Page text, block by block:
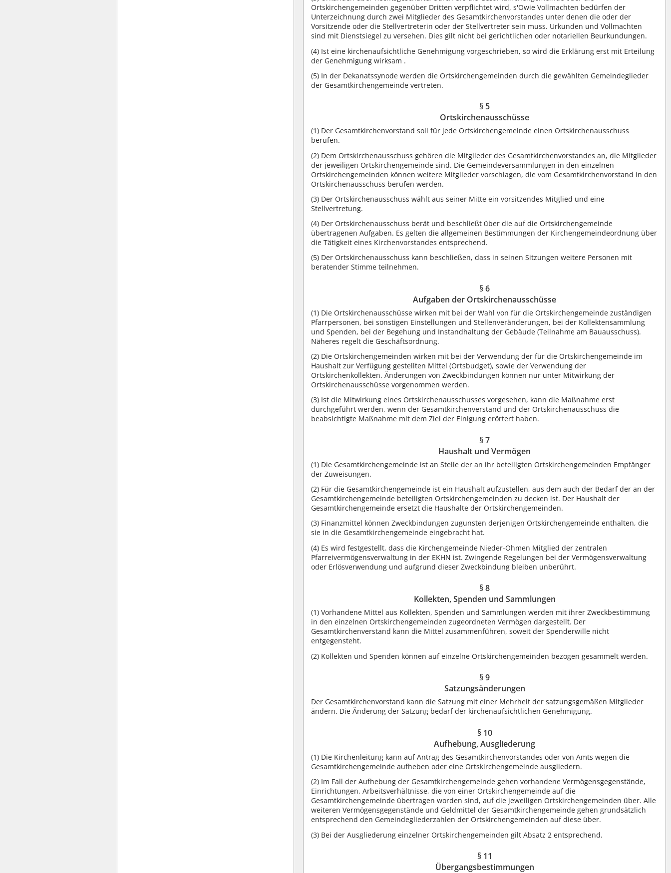
Ortskirchengemeinden gegenüber Dritten verpflichtet wird, s'Owie Vollmachten bedürfen der
Unterzeichnung durch zwei Mitglieder des Gesamtkirchenvorstandes unter denen die oder der
Vorsitzende oder die Stellvertreterin oder der Stellvertreter sein muss. Urkunden und Vollmachten
sind mit Dienstsiegel zu versehen. Dies gilt nicht bei gerichtlichen oder notariellen Beurkundungen.
(4) Ist eine kirchenaufsichtliche Genehmigung vorgeschrieben, so wird die Erklärung erst mit Erteilung
der Genehmigung wirksam .
(5) In der Dekanatssynode werden die Ortskirchengemeinden durch die gewählten Gemeindeglieder
der Gesamtkirchengemeinde vertreten.
§ 5
Ortskirchenausschüsse
(1) Der Gesamtkirchenvorstand soll für jede Ortskirchengemeinde einen Ortskirchenausschuss
berufen.
(2) Dem Ortskirchenausschuss gehören die Mitglieder des Gesamtkirchenvorstandes an, die Mitglieder
der jeweiligen Ortskirchengemeinde sind. Die Gemeindeversammlungen in den einzelnen
Ortskirchengemeinden können weitere Mitglieder vorschlagen, die vom Gesamtkirchenvorstand in den
Ortskirchenausschuss berufen werden.
(3) Der Ortskirchenausschuss wählt aus seiner Mitte ein vorsitzendes Mitglied und eine
Stellvertretung.
(4) Der Ortskirchenausschuss berät und beschließt über die auf die Ortskirchengemeinde
übertragenen Aufgaben. Es gelten die allgemeinen Bestimmungen der Kirchengemeindeordnung über
die Tätigkeit eines Kirchenvorstandes entsprechend.
(5) Der Ortskirchenausschuss kann beschließen, dass in seinen Sitzungen weitere Personen mit
beratender Stimme teilnehmen.
§ 6
Aufgaben der Ortskirchenausschüsse
(1) Die Ortskirchenausschüsse wirken mit bei der Wahl von für die Ortskirchengemeinde zuständigen
Pfarrpersonen, bei sonstigen Einstellungen und Stellenveränderungen, bei der Kollektensammlung
und Spenden, bei der Begehung und Instandhaltung der Gebäude (Teilnahme am Bauausschuss).
Näheres regelt die Geschäftsordnung.
(2) Die Ortskirchengemeinden wirken mit bei der Verwendung der für die Ortskirchengemeinde im
Haushalt zur Verfügung gestellten Mittel (Ortsbudget), sowie der Verwendung der
Ortskirchenkollekten. Änderungen von Zweckbindungen können nur unter Mitwirkung der
Ortskirchenausschüsse vorgenommen werden.
(3) Ist die Mitwirkung eines Ortskirchenausschusses vorgesehen, kann die Maßnahme erst
durchgeführt werden, wenn der Gesamtkirchenverstand und der Ortskirchenausschuss die
beabsichtigte Maßnahme mit dem Ziel der Einigung erörtert haben.
§ 7
Haushalt und Vermögen
(1) Die Gesamtkirchengemeinde ist an Stelle der an ihr beteiligten Ortskirchengemeinden Empfänger
der Zuweisungen.
(2) Für die Gesamtkirchengemeinde ist ein Haushalt aufzustellen, aus dem auch der Bedarf der an der
Gesamtkirchengemeinde beteiligten Ortskirchengemeinden zu decken ist. Der Haushalt der
Gesamtkirchengemeinde ersetzt die Haushalte der Ortskirchengemeinden.
(3) Finanzmittel können Zweckbindungen zugunsten derjenigen Ortskirchengemeinde enthalten, die
sie in die Gesamtkirchengemeinde eingebracht hat.
(4) Es wird festgestellt, dass die Kirchengemeinde Nieder-Ohmen Mitglied der zentralen
Pfarreivermögensverwaltung in der EKHN ist. Zwingende Regelungen bei der Vermögensverwaltung
oder Erlösverwendung und aufgrund dieser Zweckbindung bleiben unberührt.
§ 8
Kollekten, Spenden und Sammlungen
(1) Vorhandene Mittel aus Kollekten, Spenden und Sammlungen werden mit ihrer Zweckbestimmung
in den einzelnen Ortskirchengemeinden zugeordneten Vermögen dargestellt. Der
Gesamtkirchenverstand kann die Mittel zusammenführen, soweit der Spenderwille nicht
entgegensteht.
(2) Kollekten und Spenden können auf einzelne Ortskirchengemeinden bezogen gesammelt werden.
§ 9
Satzungsänderungen
Der Gesamtkirchenvorstand kann die Satzung mit einer Mehrheit der satzungsgemäßen Mitglieder
ändern. Die Änderung der Satzung bedarf der kirchenaufsichtlichen Genehmigung.
§ 10
Aufhebung, Ausgliederung
(1) Die Kirchenleitung kann auf Antrag des Gesamtkirchenvorstandes oder von Amts wegen die
Gesamtkirchengemeinde aufheben oder eine Ortskirchengemeinde ausgliedern.
(2) Im Fall der Aufhebung der Gesamtkirchengemeinde gehen vorhandene Vermögensgegenstände,
Einrichtungen, Arbeitsverhältnisse, die von einer Ortskirchengemeinde auf die
Gesamtkirchengemeinde übertragen worden sind, auf die jeweiligen Ortskirchengemeinden über. Alle
weiteren Vermögensgegenstände und Geldmittel der Gesamtkirchengemeinde gehen grundsätzlich
entsprechend den Gemeindegliederzahlen der Ortskirchengemeinden auf diese über.
(3) Bei der Ausgliederung einzelner Ortskirchengemeinden gilt Absatz 2 entsprechend.
§ 11
Übergangsbestimmungen